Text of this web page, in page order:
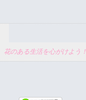
のある生活を心がけよう！